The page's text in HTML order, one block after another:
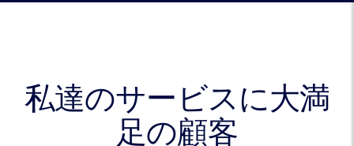
私達のサービスに大満
足の顧客